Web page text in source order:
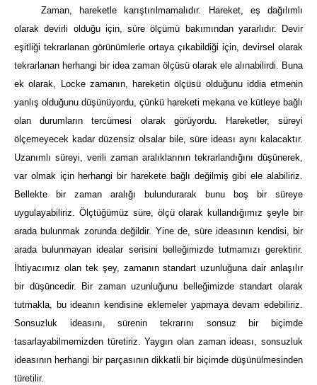
Zaman, hareketle karıştırılmamalıdır. Hareket, eş dağılımlı
olarak devirli olduğu için, süre ölçümü bakımından yararlıdır. Devir
eşitliği tekrarlanan görünümlerle ortaya çıkabildiği için, devirsel olarak
tekrarlanan herhangi bir idea zaman ölçüsü olarak ele alınabilirdi. Buna
ek olarak, Locke zamanın, hareketin ölçüsü olduğunu iddia etmenin
yanlış olduğunu düşünüyordu, çünkü hareketi mekana ve kütleye bağlı
olan durumların tercümesi olarak görüyordu. Hareketler, süreyi
ölçemeyecek kadar düzensiz olsalar bile, süre ideası aynı kalacaktır.
Uzanımlı süreyi, verili zaman aralıklarının tekrarlandığını düşünerek,
var olmak için herhangi bir harekete bağlı değilmiş gibi ele alabiliriz.
Bellekte bir zaman aralığı bulundurarak bunu boş bir süreye
uygulayabiliriz. Ölçtüğümüz süre, ölçü olarak kullandığımız şeyle bir
arada bulunmak zorunda değildir. Yine de, süre ideasının kendisi, bir
arada bulunmayan idealar serisini belleğimizde tutmamızı gerektirir.
İhtiyacımız olan tek şey, zamanın standart uzunluğuna dair anlaşılır
bir düşüncedir. Bir zaman uzunluğunu belleğimizde standart olarak
tutmakla, bu ideanın kendisine eklemeler yapmaya devam edebiliriz.
Sonsuzluk ideasını, sürenin tekrarını sonsuz bir biçimde
tasarlayabilmemizden türetiriz. Yaygın olan zaman ideası, sonsuzluk
ideasının herhangi bir parçasının dikkatli bir biçimde düşünülmesinden
türetilir.